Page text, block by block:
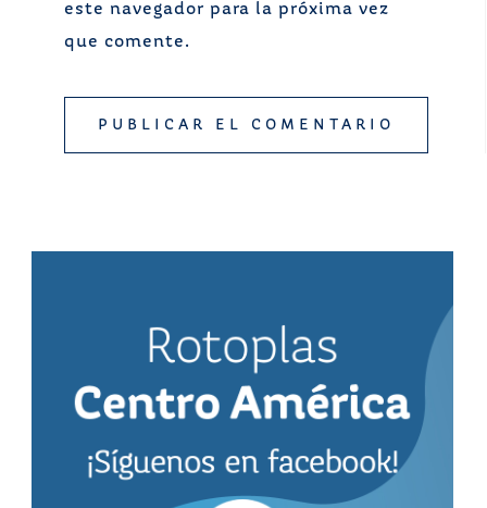
este navegador para la próxima vez
que comente.